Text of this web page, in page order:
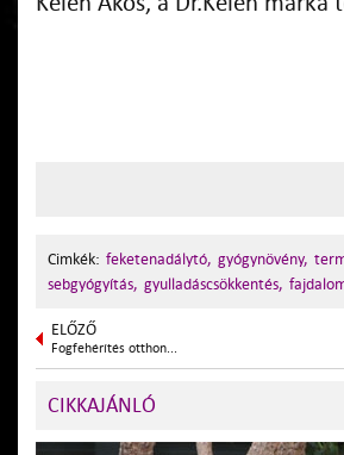
Cimkék: feketenadálytó, gyógynövény,
sebgyógyítás, gyulladáscsökkentés,
ELŐZŐ
Fogfehérítés otthon...
CIKKAJÁNLÓ